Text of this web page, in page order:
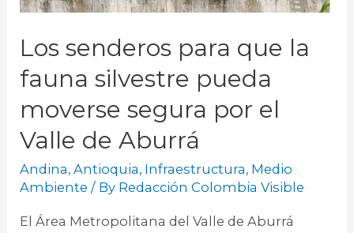
Los senderos para que la
fauna silvestre pueda
moverse segura por el
Valle de Aburrá
Andina,Antioquia, Infraestructura, Medio
Ambiente / By Redacción Colombia Visible
El Área Metropolitana del Valle de Aburrá